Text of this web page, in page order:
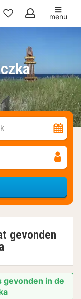
Mijn
menu
gevonden
gevonden in de